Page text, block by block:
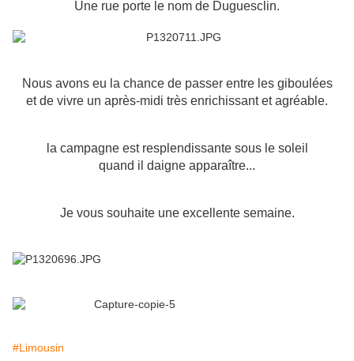
Une rue porte le nom de Duguesclin.
Nous avons eu la chance de passer entre les giboulées
et de vivre un après-midi très enrichissant et agréable.
la campagne est resplendissante sous le soleil
quand il daigne apparaître...
Je vous souhaite une excellente semaine.
#Limousin